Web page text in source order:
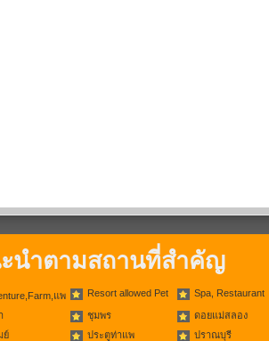
นำตามสถานที่สำคัญ
แพ Resort allowed Pet Spa, Restaurant
ชุมพร
ดอยแม่สลอง
ย์
ประตูท่าแพ
ปราณบุรี